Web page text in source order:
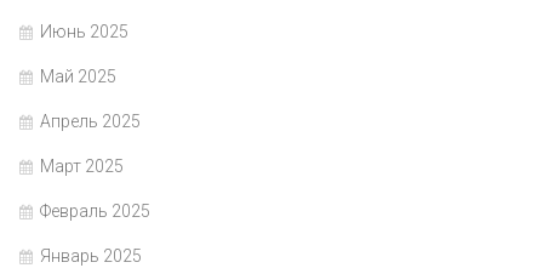
Июнь 2025
Май 2025
Апрель 2025
Март 2025
Февраль 2025
Январь 2025